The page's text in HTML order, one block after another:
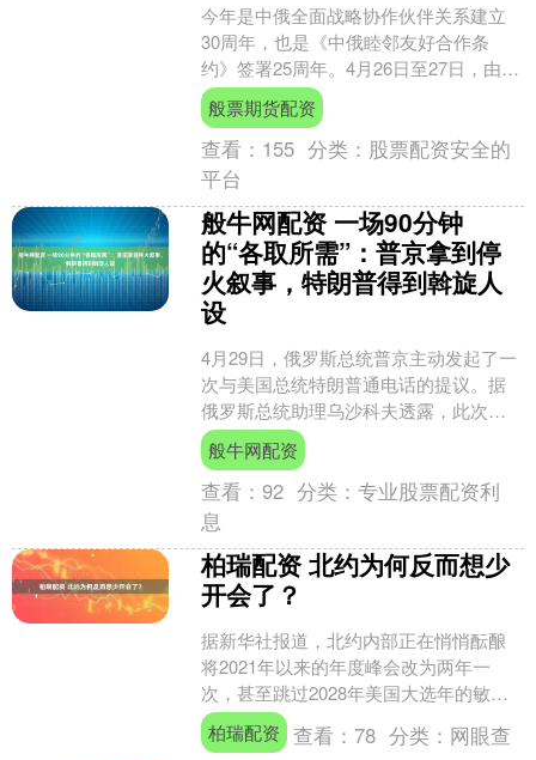
今年是中俄全面战略协作伙伴关系建立
30周年，也是《中俄睦邻友好合作条
约》签署25周年。4月26日至27日，由华
东师范大学与俄罗斯“瓦尔代”国际辩论俱
乐部发展与支....
般票期货配资
查看： 155 分类： 股票配资安全的
平台
般牛网配资 一场90分钟
的“各取所需”：普京拿到停
火叙事，特朗普得到斡旋人
设
4月29日，俄罗斯总统普京主动发起了一
次与美国总统特朗普通电话的提议。据
俄罗斯总统助理乌沙科夫透露，此次通
话由俄方发起，持续超过一个半小时，
双方谈话“坦诚且务实....
般牛网配资
查看：92 分类：专业股票配资利
息
柏瑞配资 北约为何反而想少
开会了？
据新华社报道，北约内部正在悄悄酝酿
将2021年以来的年度峰会改为两年一
次，甚至跳过2028年美国大选年的敏感
时期。 当下地缘政治冲突此起彼伏之
际，北约为何反而想....
柏瑞配资 查看：78 分类： 网眼查